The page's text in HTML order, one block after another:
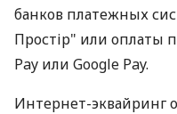
банков платежных
Простір" или оплаты
Pay или Google Pay.
Интернет-эквайринг